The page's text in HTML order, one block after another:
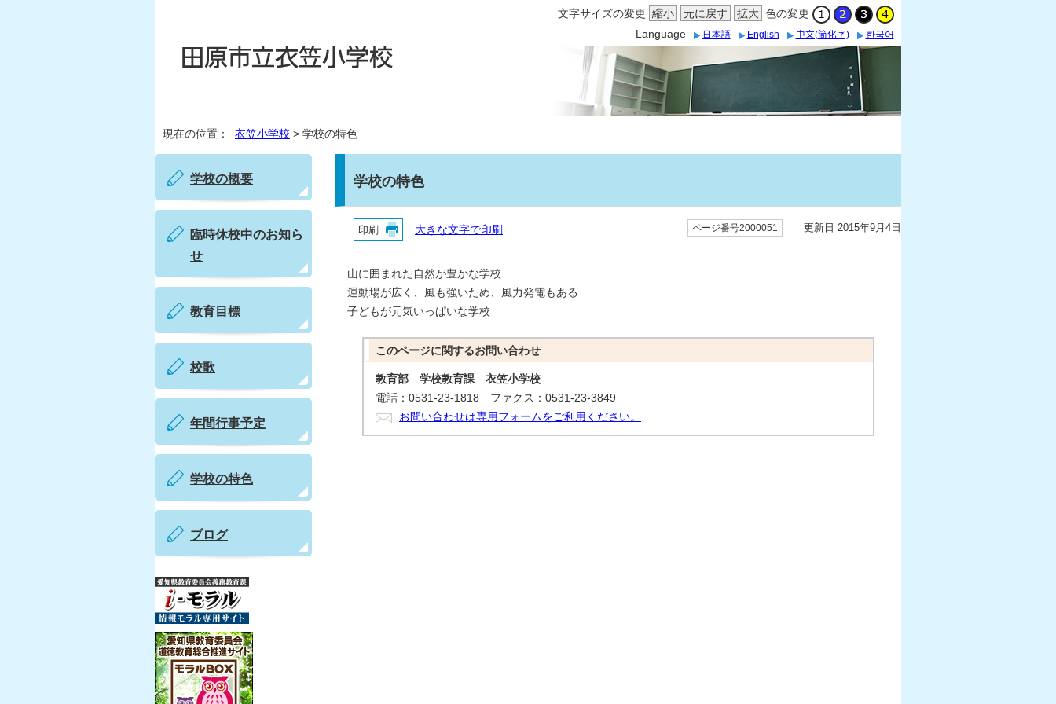
文字サイズの変更 縮小 元に戻す 拡大 色の変更
Language
日本語 English 中文(简化字) 한국어
現在の位置： 衣笠小学校 > 学校の特色
学校の特色
ページ番号2000051 更新日 2015年9月4日
印刷 大きな文字で印刷
山に囲まれた自然が豊かな学校
運動場が広く、風も強いため、風力発電もある
子どもが元気いっぱいな学校
このページに関するお問い合わせ
教育部 学校教育課 衣笠小学校
電話：0531-23-1818 ファクス：0531-23-3849
お問い合わせは専用フォームをご利用ください。
学校の概要
臨時休校中のお知ら
せ
教育目標
校歌
年間行事予定
学校の特色
ブログ